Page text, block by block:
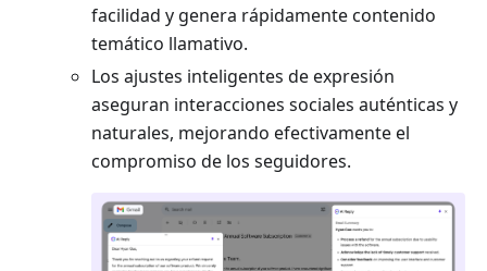
facilidad y genera rápidamente contenido
temático llamativo.
Los ajustes inteligentes de expresión
aseguran interacciones sociales auténticas y
naturales, mejorando efectivamente el
compromiso de los seguidores.